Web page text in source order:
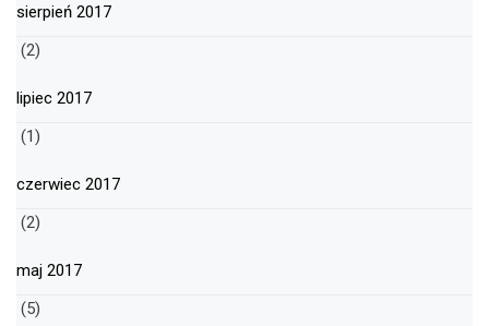
sierpień 2017
(2)
lipiec 2017
(1)
czerwiec 2017
(2)
maj 2017
(5)